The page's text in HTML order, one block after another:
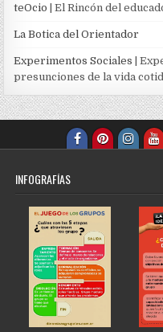
teOcio | El Rincón del
La Botica del Orientador
Experimentos Sociales |
presunciones de la vida
INFOGRAFÍAS